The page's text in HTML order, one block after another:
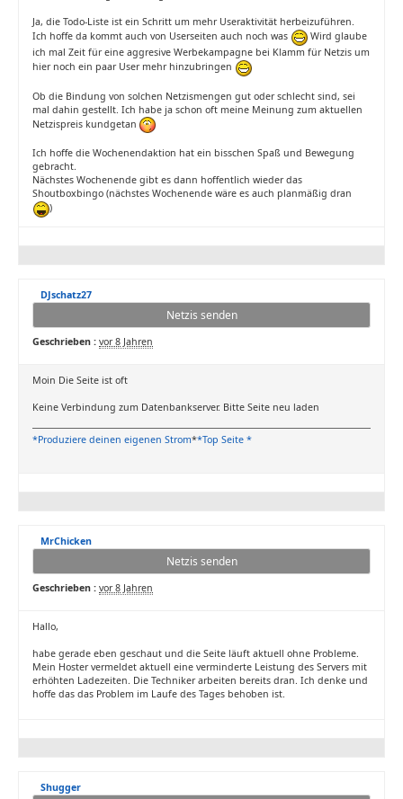
Ja, die Todo-Liste ist ein Schritt um mehr Useraktivität herbeizuführen.
Ich hoffe da kommt auch von Userseiten auch noch was
Wird glaube
ich mal Zeit für eine aggresive Werbekampagne bei Klamm für Netzis um
hier noch ein paar User mehr hinzubringen
Ob die Bindung von solchen Netzismengen gut oder schlecht sind, sei
mal dahin gestellt. Ich habe ja schon oft meine Meinung zum aktuellen
Netzispreis kundgetan
Ich hoffe die Wochenendaktion hat ein bisschen Spaß und Bewegung
gebracht.
Nächstes Wochenende gibt es dann hoffentlich wieder das
Shoutboxbingo (nächstes Wochenende wäre es auch planmäßig dran
)
DJschatz27
Netzis senden
Geschrieben : vor 8 Jahren
Moin Die Seite ist oft
Keine Verbindung zum Datenbankserver. Bitte Seite neu laden
*Produziere deinen eigenen Strom**Top Seite *
MrChicken
Netzis senden
Geschrieben : vor 8 Jahren
Hallo,
habe gerade eben geschaut und die Seite läuft aktuell ohne Probleme.
Mein Hoster vermeldet aktuell eine verminderte Leistung des Servers mit
erhöhten Ladezeiten. Die Techniker arbeiten bereits dran. Ich denke und
hoffe das das Problem im Laufe des Tages behoben ist.
Shugger